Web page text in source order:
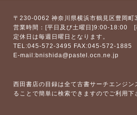
〒230-0062 神奈川県横浜市鶴見区豊岡町
営業時間： [平日及び土曜日]9:00-18:00
定休日は毎週日曜日となります。
TEL:045-572-3495 FAX:045-572-1885
E-mail:bnishida@pastel.ocn.ne.jp
西田書店の目録は全て古書サーチエンジ
ることで簡単に検索できますのでご利用下